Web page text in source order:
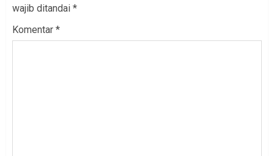
wajib ditandai *
Komentar *